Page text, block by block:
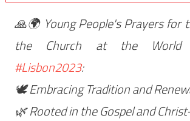
🙏🌍 Young People's Prayers for
the Church at the World
#Lisbon2023:
🕊️ Embracing Tradition and
🌿 Rooted in the Gospel and